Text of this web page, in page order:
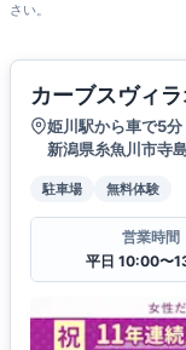
さい。
カーブスヴィ
姫川駅から車で5分
新潟県糸魚川市寺
駐車場 無料体験
営業時間
平日 10:00〜